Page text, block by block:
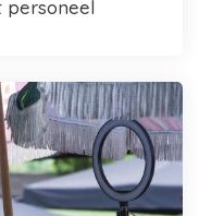
personeel